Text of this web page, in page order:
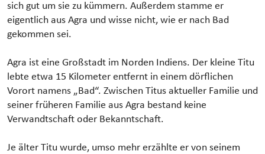
sich gut um sie zu kümmern. Außerdem stamme er
eigentlich aus Agra und wisse nicht, wie er nach Bad
gekommen sei.
Agra ist eine Großstadt im Norden Indiens. Der kleine Titu
lebte etwa 15 Kilometer entfernt in einem dörflichen
Vorort namens „Bad“. Zwischen Titus aktueller Familie und
seiner früheren Familie aus Agra bestand keine
Verwandtschaft oder Bekanntschaft.
Je älter Titu wurde, umso mehr erzählte er von seinem